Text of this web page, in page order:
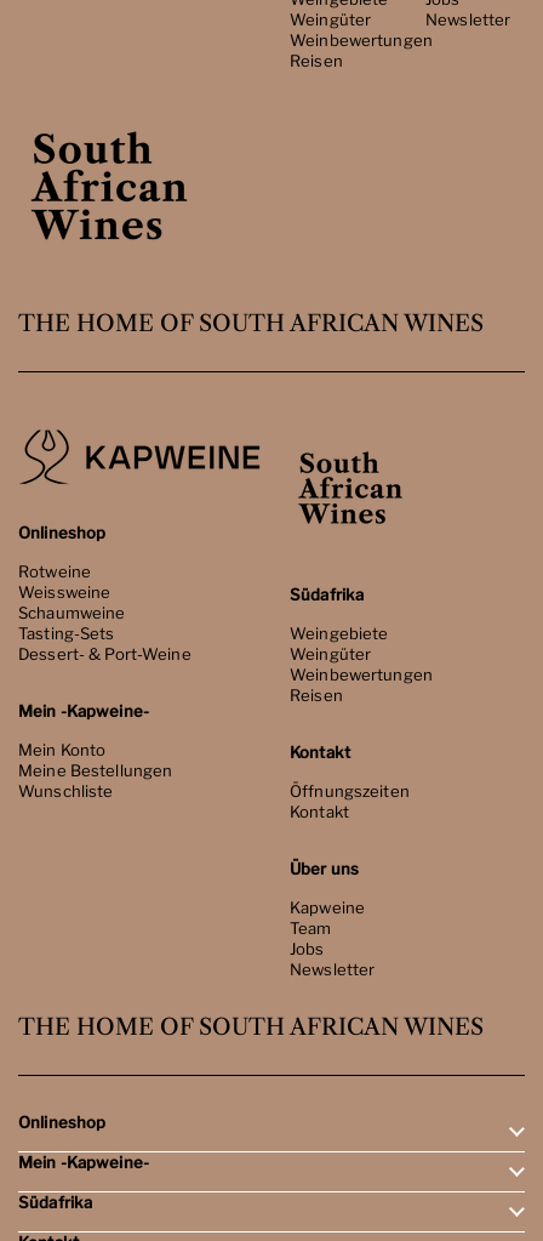
Weingüter
Weinbewertungen
Reisen
Newsletter
THE HOME OF SOUTH AFRICAN WINES
Onlineshop
Rotweine
Weissweine
Schaumweine
Tasting-Sets
Dessert- & Port-Weine
Mein -Kapweine-
Mein Konto
Meine Bestellungen
Wunschliste
Südafrika
Weingebiete
Weingüter
Weinbewertungen
Reisen
Kontakt
Öffnungszeiten
Kontakt
Über uns
Kapweine
Team
Jobs
Newsletter
THE HOME OF SOUTH AFRICAN WINES
Onlineshop
Rotweine
Weissweine
Schaumweine
Tasting-Sets
Mein -Kapweine-
Mein Konto
Meine Bestellungen
Südafrika